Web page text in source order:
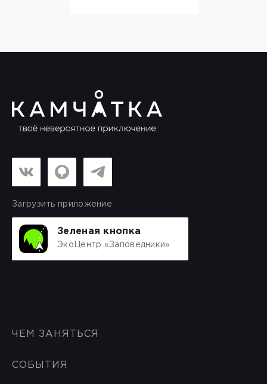
Загрузить приложение
Зеленая кнопка
ЭкоЦентр «Заповедники»
ЧЕМ ЗАНЯТЬСЯ
СОБЫТИЯ